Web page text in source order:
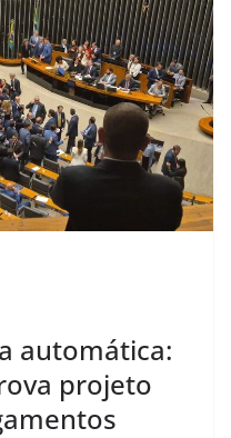
automática:
projeto